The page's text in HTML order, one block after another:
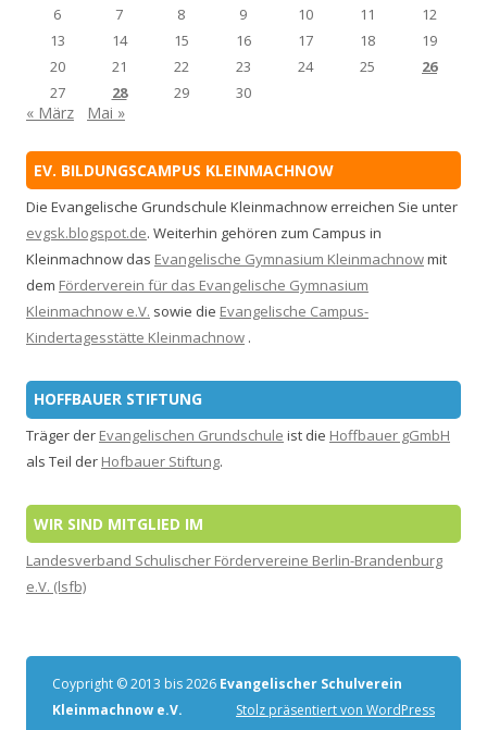
6
7 8 9 10 11
12
13
14 15 16 17 18
19
20
21 22 23 24 25
26
27
28 29 30
« März Mai »
EV. BILDUNGSCAMPUS KLEINMACHNOW
Die Evangelische Grundschule Kleinmachnow erreichen Sie unter
evgsk.blogspot.de. Weiterhin gehören zum Campus in
Kleinmachnow das Evangelische Gymnasium Kleinmachnowmit
dem Förderverein für das Evangelische Gymnasium
Kleinmachnow e.V. sowie die Evangelische Campus-
Kindertagesstätte Kleinmachnow .
HOFFBAUER STIFTUNG
Träger der Evangelischen Grundschule ist die Hoffbauer gGmbH
als Teil der Hofbauer Stiftung.
WIR SIND MITGLIED IM
Landesverband Schulischer Fördervereine Berlin-Brandenburg
e.V. (lsfb)
Coypright © 2013 bis 2026 Evangelischer Schulverein
Kleinmachnow e.V.
Stolz präsentiert von WordPress